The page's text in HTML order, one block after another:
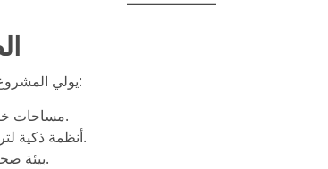
يولي المشروع اهتمامًا كبيرًا بالبيئة والاستدامة:
مساحات خضراء واسعة وحدائق طبيعية.
أنظمة ذكية لترشيد استهلاك الطاقة والمياه.
بيئة صحية صديقة للعائلات والأطفال.